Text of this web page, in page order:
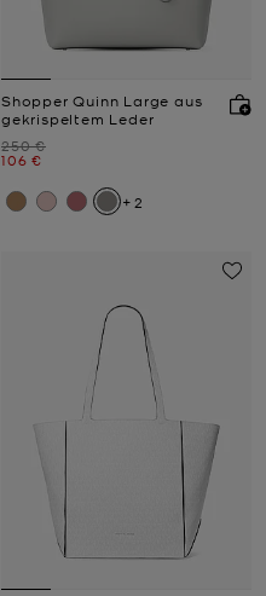
Shopper Quinn Large aus
gekrispeltem Leder
Zuvor
250 €
Jetzt
106 €
+2